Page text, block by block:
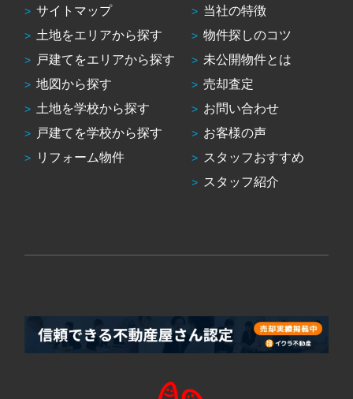
サイトマップ
土地をエリアから探す
戸建てをエリアから探す
地図から探す
土地を学校から探す
戸建てを学校から探す
リフォーム物件
当社の特徴
物件探しのコツ
未公開物件とは
売却査定
お問い合わせ
お客様の声
スタッフおすすめ
スタッフ紹介